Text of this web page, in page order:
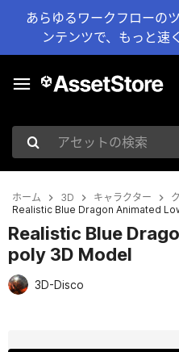
あらゆるワークフローの
ンテンツで、もっと速
アセットの検索
ホーム 3D キャラクター
Realistic Blue Dragon Animated
Realistic Blue
poly 3D Model
3D-Disco